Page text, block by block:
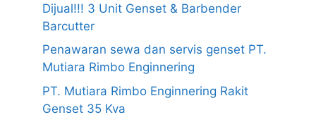
Dijual!!! 3 Unit Genset & Barbender
Barcutter
Penawaran sewa dan servis genset PT.
Mutiara Rimbo Enginnering
PT. Mutiara Rimbo Enginnering Rakit
Genset 35 Kva